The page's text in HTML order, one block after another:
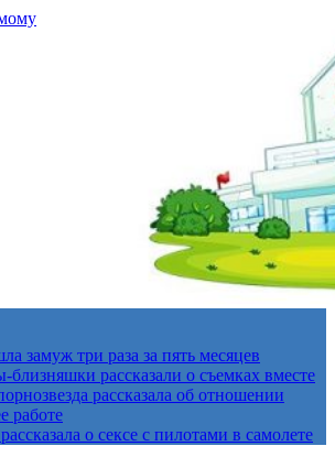
замуж три раза за пять месяцев
близняшки рассказали о съемках вместе
рассказала об отношении
работе
о сексе с пилотами в самолете